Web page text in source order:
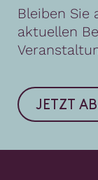
Bleiben Sie
aktuellen
JETZT